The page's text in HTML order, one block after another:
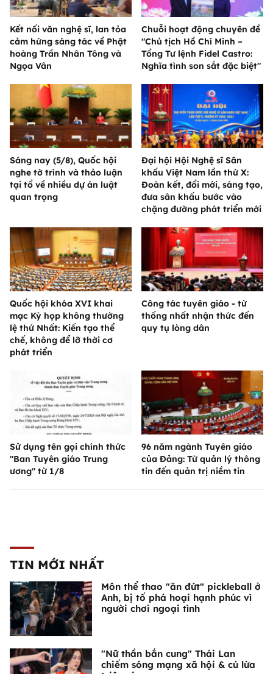
Kết nối văn nghệ sĩ, lan tỏa
cảm hứng sáng tác về Phật
hoàng Trần Nhân Tông và
Ngọa Vân
Chuỗi hoạt động chuyên đề
"Chủ tịch Hồ Chí Minh –
Tổng Tư lệnh Fidel Castro:
Nghĩa tình son sắt đặc biệt"
Sáng nay (5/8), Quốc hội
nghe tờ trình và thảo luận
tại tổ về nhiều dự án luật
quan trọng
Đại hội Hội Nghệ sĩ Sân
khấu Việt Nam lần thứ X:
Đoàn kết, đổi mới, sáng tạo,
đưa sân khấu bước vào
chặng đường phát triển mới
Quốc hội khóa XVI khai
mạc Kỳ họp không thường
lệ thứ Nhất: Kiến tạo thể
chế, không để lỡ thời cơ
phát triển
Công tác tuyên giáo - từ
thống nhất nhận thức đến
quy tụ lòng dân
Sử dụng tên gọi chính thức
"Ban Tuyên giáo Trung
ương" từ 1/8
96 năm ngành Tuyên giáo
của Đảng: Từ quản lý thông
tin đến quản trị niềm tin
TIN MỚI NHẤT
Môn thể thao "ăn đứt" pickleball ở
Anh, bị tố phá hoại hạnh phúc vì
người chơi ngoại tình
"Nữ thần bắn cung" Thái Lan
chiếm sóng mạng xã hội & cú lừa